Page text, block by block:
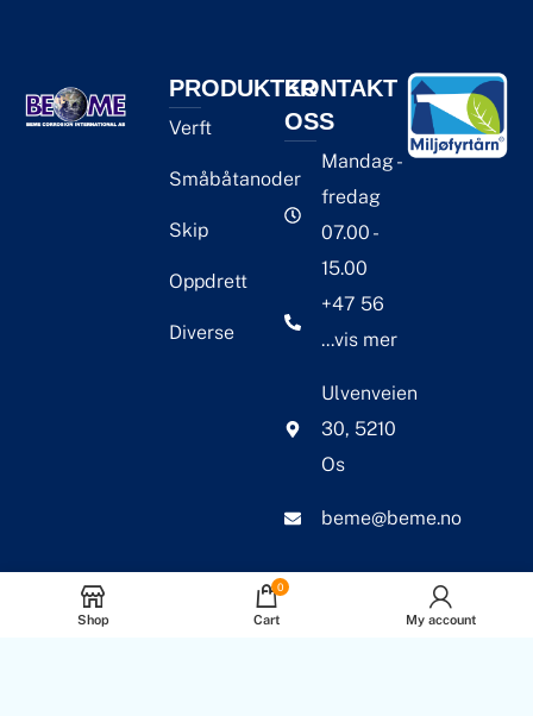
PRODUKTER
Verft
Småbåtanoder
Skip
Oppdrett
Diverse
KONTAKT
OSS
Mandag -
fredag
07.00 -
15.00
+47 56
...vis mer
Ulvenveien
30, 5210
Os
beme@beme.no
Shop
0
Cart My account